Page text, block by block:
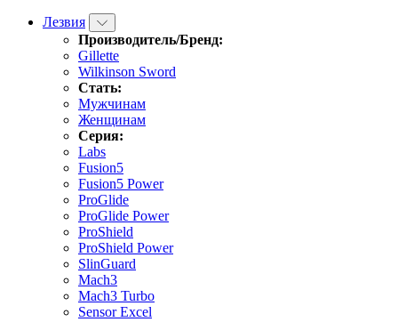
Лезвия
Производитель/Бренд:
Gillette
Wilkinson Sword
Стать:
Мужчинам
Женщинам
Серия:
Labs
Fusion5
Fusion5 Power
ProGlide
ProGlide Power
ProShield
ProShield Power
SlinGuard
Mach3
Mach3 Turbo
Sensor Excel